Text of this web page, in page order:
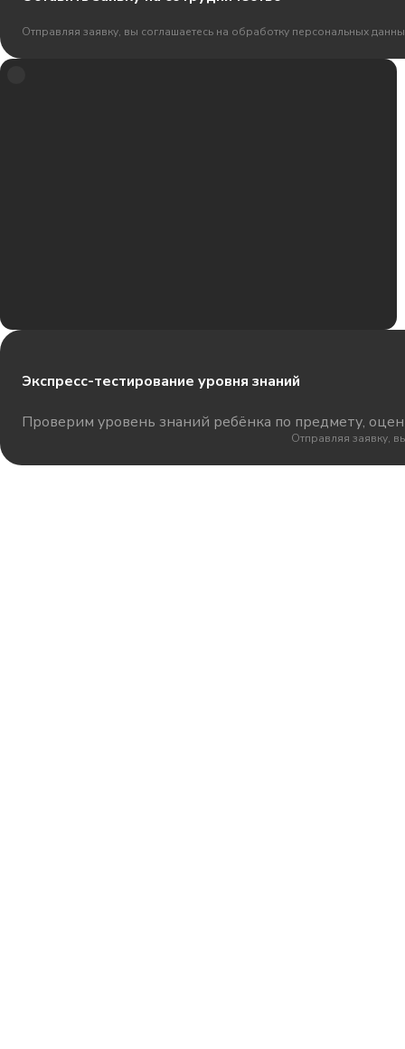
Отправляя заявку, вы соглашаетесь на обработку персональных
Экспресс-тестирование уровня знаний
Проверим уровень знаний ребёнка по предмету,
Отправляя заявку,